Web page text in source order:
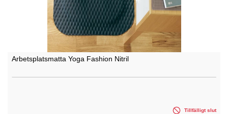
Arbetsplatsmatta Yoga Fashion Nitril
Tillfälligt slut